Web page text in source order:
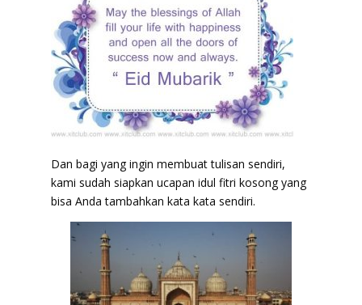
Dan bagi yang ingin membuat tulisan sendiri,
kami sudah siapkan ucapan idul fitri kosong yang
bisa Anda tambahkan kata kata sendiri.